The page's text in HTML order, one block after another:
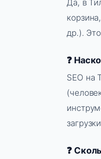
Да, в
др.).
❓
SEO на
❓